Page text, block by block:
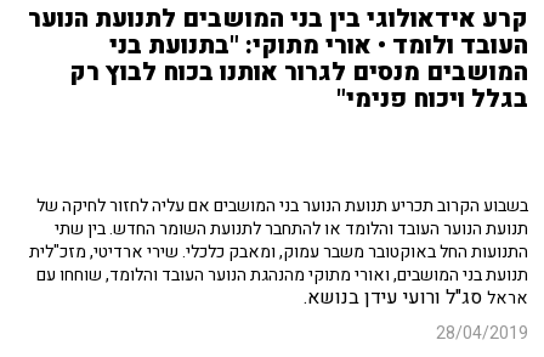
קרע אידאולוגי בין בני המושבים לתנועת הנוער
העובד ולומד • אורי מתוקי: "בתנועת בני
המושבים מנסים לגרור אותנו בכוח לבוץ רק
בגלל ויכוח פנימי"
בשבוע הקרוב תכריע תנועת הנוער בני המושבים אם עליה לחזור לחיקה של
תנועת הנוער העובד והלומד או להתחבר לתנועת השומר החדש. בין שתי
התנועות החל באוקטובר משבר עמוק, ומאבק כלכלי. שירי ארדיטי, מזכ"לית
תנועת בני המושבים, ואורי מתוקי מהנהגת הנוער העובד והלומד, שוחחו עם
אראלסג"ל ורועי עידן בנושא.
28/04/2019